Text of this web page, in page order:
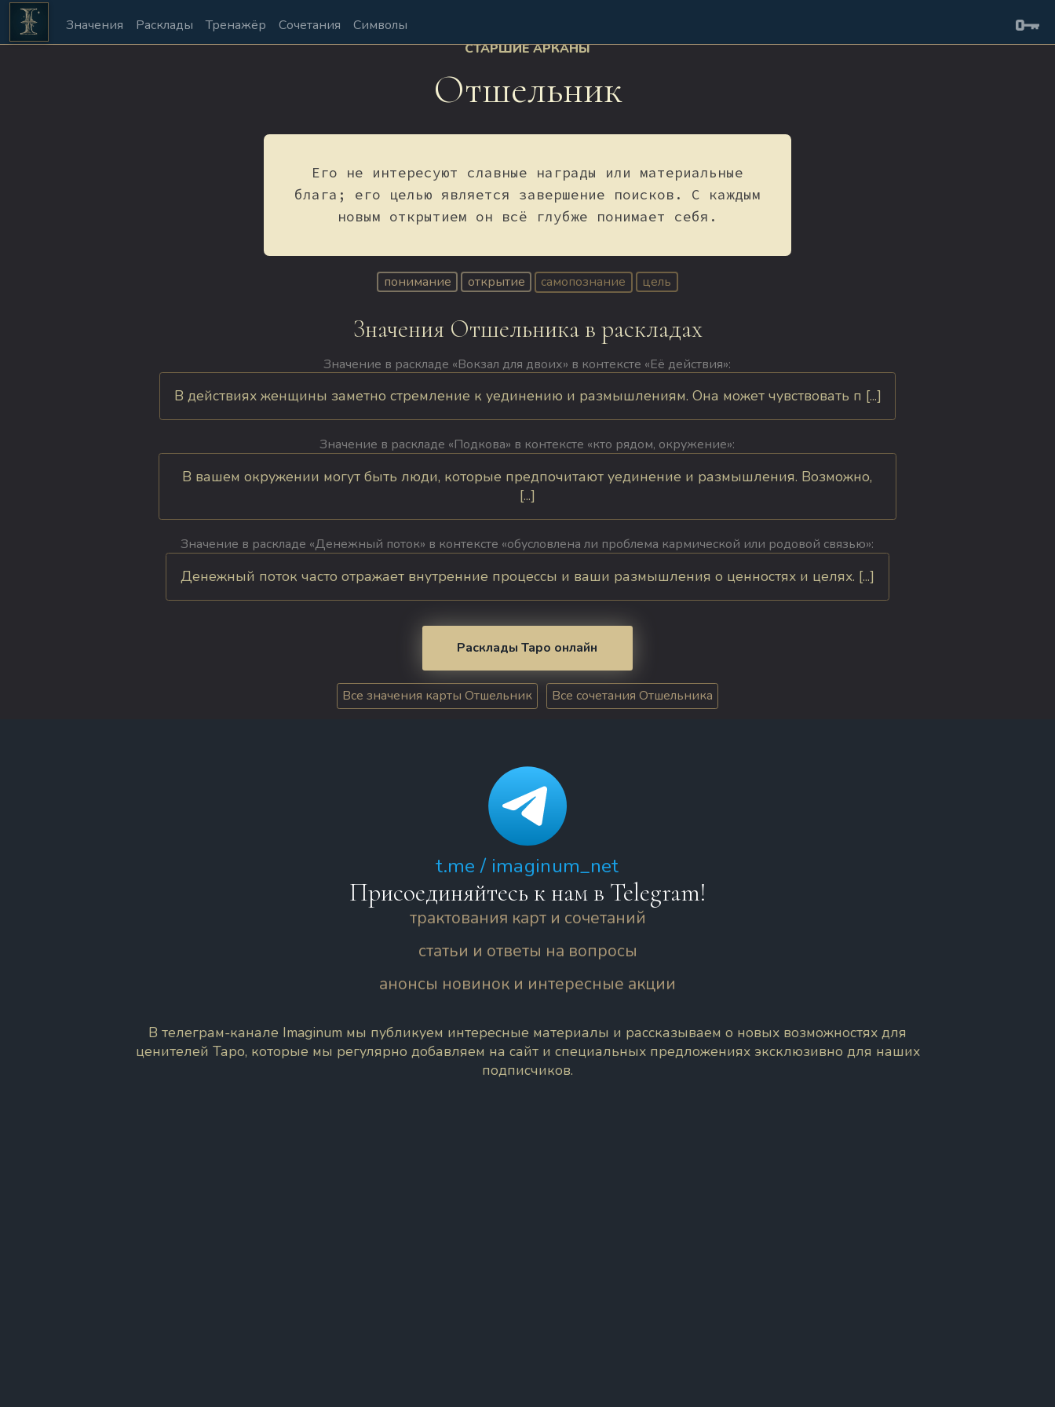
Значения Расклады Тренажёр Сочетания
Символы
СТАРШИЕ АРКАНЫ
Отшельник
Его не интересуют славные награды или материальные
блага; его целью является завершение поисков. С каждым
новым открытием он всё глубже понимает себя.
понимание открытие самопознание цель
Значения Отшельника в раскладах
Значение в раскладе «Вокзал для двоих» в контексте «Её действия»:
В действиях женщины заметно стремление к уединению и размышлениям. Она может чувствовать п [...]
Значение в раскладе «Подкова» в контексте «кто рядом, окружение»:
В вашем окружении могут быть люди, которые предпочитают уединение и размышления. Возможно,
[...]
Значение в раскладе «Денежный поток» в контексте «обусловлена ли проблема кармической или родовой связью»:
Денежный поток часто отражает внутренние процессы и ваши размышления о ценностях и целях. [...]
Расклады Таро онлайн
Все значения карты Отшельник Все сочетания Отшельника
t.me / imaginum_net
Присоединяйтесь к нам в Telegram!
трактования карт и сочетаний
статьи и ответы на вопросы
анонсы новинок и интересные акции
В телеграм-канале Imaginum мы публикуем интересные материалы и рассказываем о новых возможностях для
ценителей Таро, которые мы регулярно добавляем на сайт и специальных предложениях эксклюзивно для наших
подписчиков.